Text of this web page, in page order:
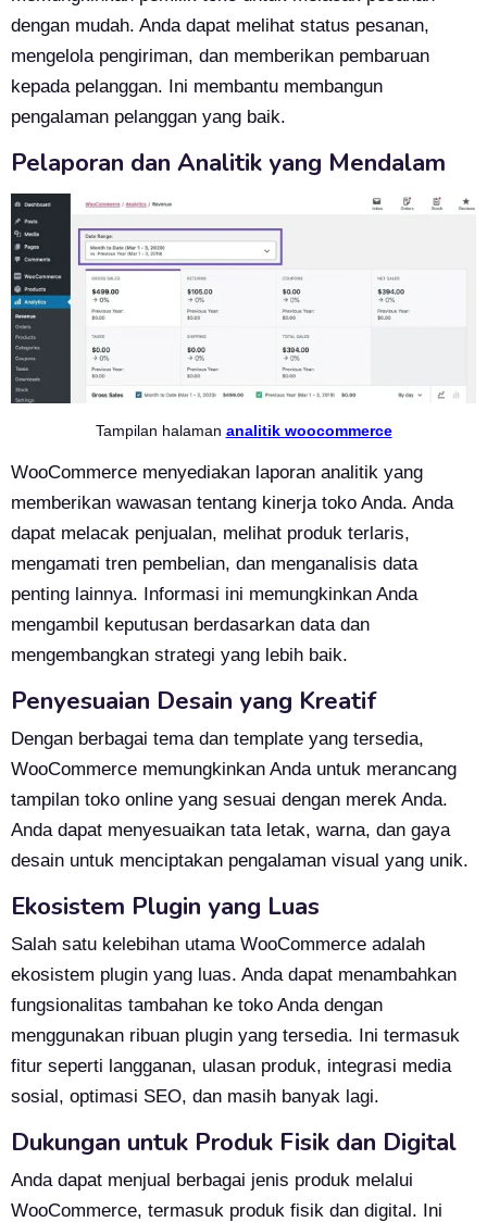
dengan mudah. Anda dapat melihat status pesanan,
mengelola pengiriman, dan memberikan pembaruan
kepada pelanggan. Ini membantu membangun
pengalaman pelanggan yang baik.
Pelaporan dan Analitik yang Mendalam
Tampilan halaman analitik woocommerce
WooCommerce menyediakan laporan analitik yang
memberikan wawasan tentang kinerja toko Anda. Anda
dapat melacak penjualan, melihat produk terlaris,
mengamati tren pembelian, dan menganalisis data
penting lainnya. Informasi ini memungkinkan Anda
mengambil keputusan berdasarkan data dan
mengembangkan strategi yang lebih baik.
Penyesuaian Desain yang Kreatif
Dengan berbagai tema dan template yang tersedia,
WooCommerce memungkinkan Anda untuk merancang
tampilan toko online yang sesuai dengan merek Anda.
Anda dapat menyesuaikan tata letak, warna, dan gaya
desain untuk menciptakan pengalaman visual yang unik.
Ekosistem Plugin yang Luas
Salah satu kelebihan utama WooCommerce adalah
ekosistem plugin yang luas. Anda dapat menambahkan
fungsionalitas tambahan ke toko Anda dengan
menggunakan ribuan plugin yang tersedia. Ini termasuk
fitur seperti langganan, ulasan produk, integrasi media
sosial, optimasi SEO, dan masih banyak lagi.
Dukungan untuk Produk Fisik dan Digital
Anda dapat menjual berbagai jenis produk melalui
WooCommerce, termasuk produk fisik dan digital. Ini